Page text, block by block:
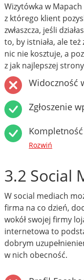
Wizytówka w
z którego klient
zwłaszcza, jeśli
to, by istniała, ale
nic nie kosztuje, a
z jak najlepszej
Widoczność
Zgłoszenie
Rozwiń
3.2 Social
W social mediach
firma na co dzień,
wokół swojej firmy
internetowa to
dobrym
w nich obecność.